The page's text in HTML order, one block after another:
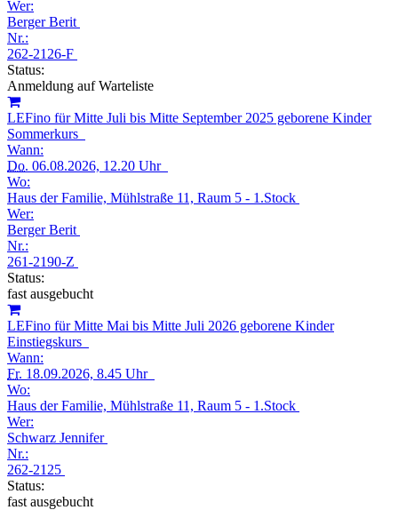
Wer:
Berger Berit
Nr.:
262-2126-F
Status:
Anmeldung auf Warteliste
LEFino für Mitte Juli bis Mitte September 2025 geborene Kinder
Sommerkurs
Wann:
Do. 06.08.2026, 12.20 Uhr
Wo:
Haus der Familie, Mühlstraße 11, Raum 5 - 1.Stock
Wer:
Berger Berit
Nr.:
261-2190-Z
Status:
fast ausgebucht
LEFino für Mitte Mai bis Mitte Juli 2026 geborene Kinder
Einstiegskurs
Wann:
Fr. 18.09.2026, 8.45 Uhr
Wo:
Haus der Familie, Mühlstraße 11, Raum 5 - 1.Stock
Wer:
Schwarz Jennifer
Nr.:
262-2125
Status:
fast ausgebucht